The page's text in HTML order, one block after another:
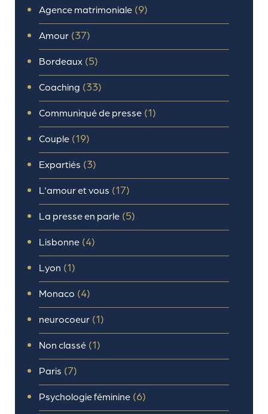
Agence matrimoniale (9)
Amour (37)
Bordeaux (5)
Coaching (33)
Communiqué de presse (1)
Couple (19)
Expartiés (3)
L'amour et vous (17)
La presse en parle (5)
Lisbonne (4)
Lyon (1)
Monaco (4)
neurocoeur (1)
Non classé (1)
Paris (7)
Psychologie féminine (6)